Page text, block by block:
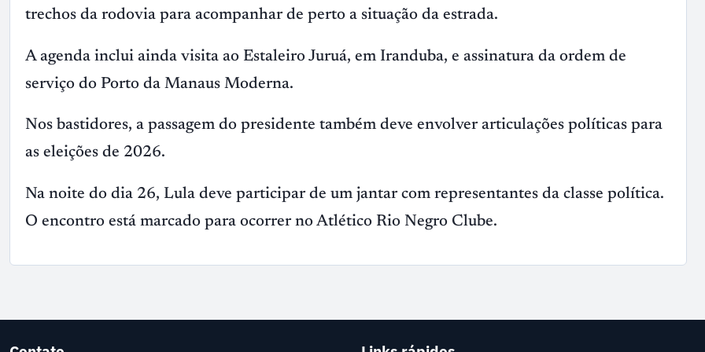
trechos da rodovia para acompanhar de perto a situação da estrada.
A agenda inclui ainda visita ao Estaleiro Juruá, em Iranduba, e assinatura da ordem de
serviço do Porto da Manaus Moderna.
Nos bastidores, a passagem do presidente também deve envolver articulações políticas para
as eleições de 2026.
Na noite do dia 26, Lula deve participar de um jantar com representantes da classe política.
O encontro está marcado para ocorrer no Atlético Rio Negro Clube.